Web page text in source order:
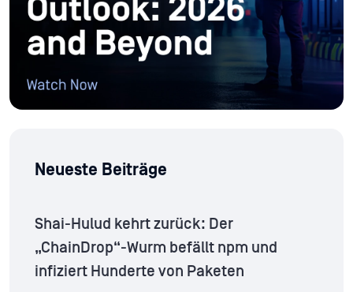
Neueste Beiträge
Shai-Hulud kehrt zurück: Der
„ChainDrop“-Wurm befällt npm und
infiziert Hunderte von Paketen